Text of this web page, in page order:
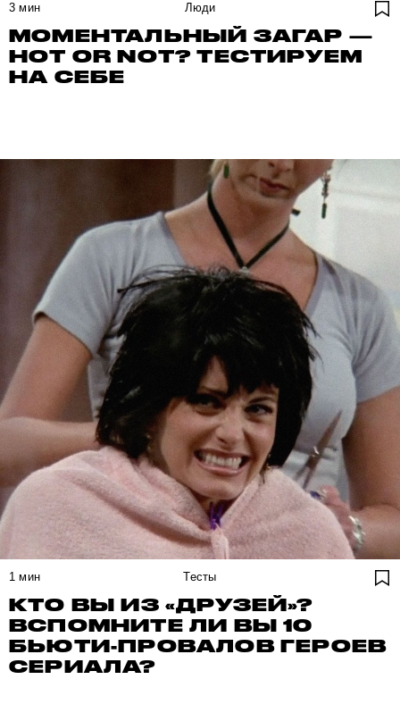
3 мин Люди
МОМЕНТАЛЬНЫЙ ЗАГАР —
HOT OR NOT? ТЕСТИРУЕМ
НА СЕБЕ
1 мин Тесты
КТО ВЫ ИЗ «ДРУЗЕЙ»?
ВСПОМНИТЕ ЛИ ВЫ 10
БЬЮТИ-ПРОВАЛОВ ГЕРОЕВ
СЕРИАЛА?